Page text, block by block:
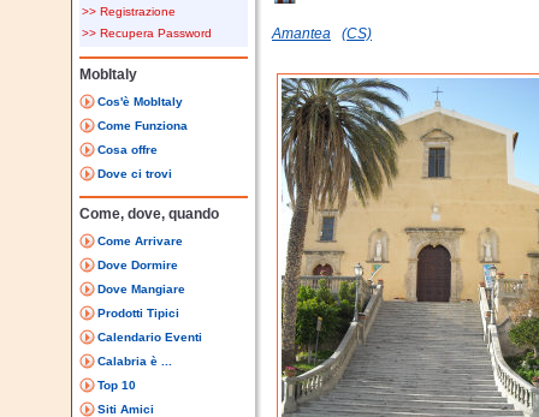
>> Registrazione
>> Recupera Password
MobItaly
Cos'è MobItaly
Come Funziona
Cosa offre
Dove ci trovi
Come, dove, quando
Come Arrivare
Dove Dormire
Dove Mangiare
Prodotti Tipici
Calendario Eventi
Calabria è ...
Top 10
Siti Amici
Amantea (CS)